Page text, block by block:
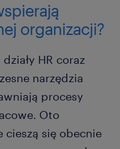
organizacji?
HR coraz
narzędzia
procesy
Oto
cieszą się obecnie